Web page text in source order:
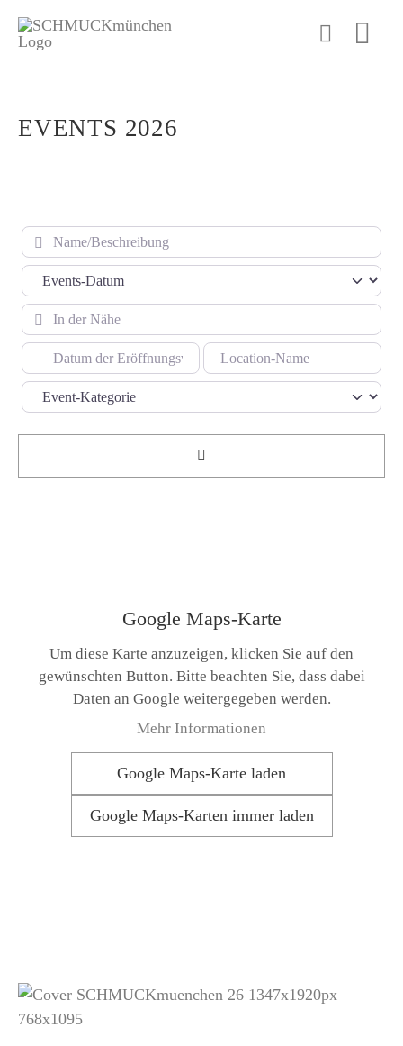
Inhalt
EVENTS 2026
Name/Beschreibung
In der Nähe
Google Maps-Karte
Um diese Karte anzuzeigen, klicken Sie auf den
gewünschten Button. Bitte beachten Sie, dass dabei
Daten an Google weitergegeben werden.
Mehr Informationen
Google Maps-Karte laden
Google Maps-Karten immer laden